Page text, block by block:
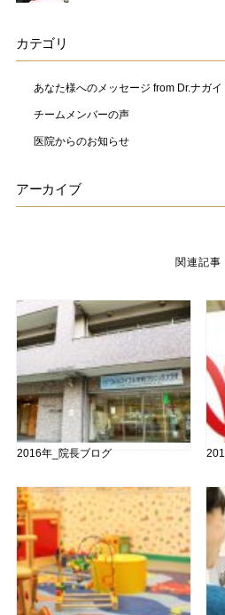
カテゴリ
あなた様へのメッセージ from Dr.ナガイ
チームメンバーの声
医院からのお知らせ
アーカイブ
関連記事
2016年_院長ブログ